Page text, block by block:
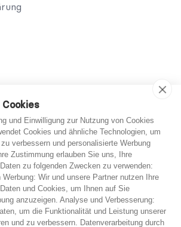
sicher?
sind, können Sie sich
unserer Experten telefonisch
dient als informative Website. Der
und Tipps und Tricks rund um
Die Informationsweitergabe an
und Einwilligung zur Nutzung von Cookies
Cookies und ähnliche Technologien, um
zu verbessern und personalisierte Werbung
Zustimmung erlauben Sie uns, Ihre
zu folgenden Zwecken zu verwenden:
Werbung: Wir und unsere Partner nutzen Ihre
und Cookies, um Ihnen auf Sie
anzuzeigen. Analyse und Verbesserung:
um die Funktionalität und Leistung unserer
und zu verbessern. Datenverarbeitung durch